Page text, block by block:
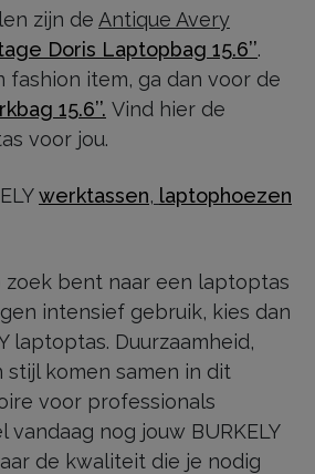
zijn de Antique Avery
Doris Laptopbag 15.6’’.
fashion item, ga dan voor de
15.6’’. Vind hier de
voor jou.
werktassen, laptophoezen
zoek bent naar een laptoptas
intensief gebruik, kies dan
laptoptas. Duurzaamheid,
komen samen in dit
voor professionals
vandaag nog jouw BURKELY
de kwaliteit die je nodig